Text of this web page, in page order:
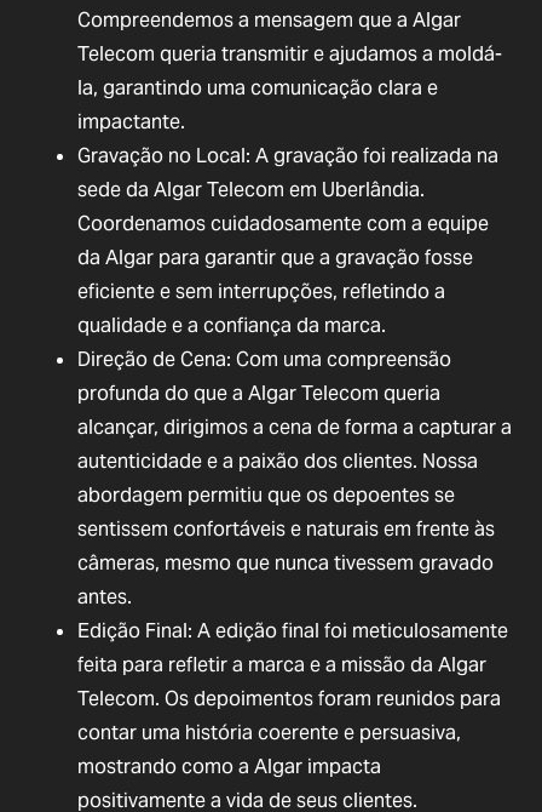
Compreendemos a mensagem que a Algar
Telecom queria transmitir e ajudamos a moldá-
la, garantindo uma comunicação clara e
impactante.
Gravação no Local: A gravação foi realizada na
sede da Algar Telecom em Uberlândia.
Coordenamos cuidadosamente com a equipe
da Algar para garantir que a gravação fosse
eficiente e sem interrupções, refletindo a
qualidade e a confiança da marca.
Direção de Cena: Com uma compreensão
profunda do que a Algar Telecom queria
alcançar, dirigimos a cena de forma a capturar a
autenticidade e a paixão dos clientes. Nossa
abordagem permitiu que os depoentes se
sentissem confortáveis e naturais em frente às
câmeras, mesmo que nunca tivessem gravado
antes.
Edição Final: A edição final foi meticulosamente
feita para refletir a marca e a missão da Algar
Telecom. Os depoimentos foram reunidos para
contar uma história coerente e persuasiva,
mostrando como a Algar impacta
positivamente a vida de seus clientes.